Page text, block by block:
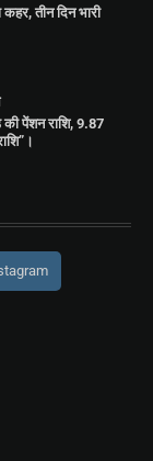
तीन दिन भारी
की पेंशन राशि, 9.87